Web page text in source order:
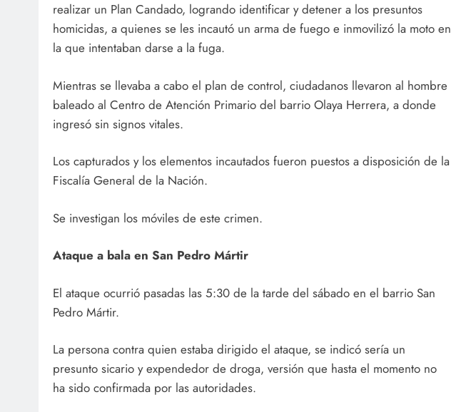
realizar un Plan Candado, logrando identificar y detener a los presuntos
homicidas, a quienes se les incautó un arma de fuego e inmovilizó la moto en
la que intentaban darse a la fuga.
Mientras se llevaba a cabo el plan de control, ciudadanos llevaron al hombre
baleado al Centro de Atención Primario del barrio Olaya Herrera, a donde
ingresó sin signos vitales.
Los capturados y los elementos incautados fueron puestos a disposición de la
Fiscalía General de la Nación.
Se investigan los móviles de este crimen.
Ataque a bala en San Pedro Mártir
El ataque ocurrió pasadas las 5:30 de la tarde del sábado en el barrio San
Pedro Mártir.
La persona contra quien estaba dirigido el ataque, se indicó sería un
presunto sicario y expendedor de droga, versión que hasta el momento no
ha sido confirmada por las autoridades.